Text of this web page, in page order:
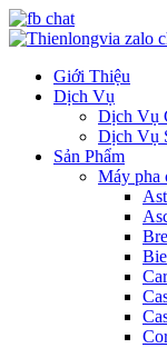
Giới Thiệu
Dịch Vụ
Dịch Vụ
Dịch Vụ
Sản Phẩm
Máy pha